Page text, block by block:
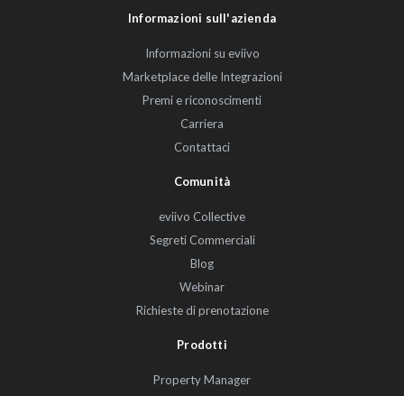
Informazioni sull'azienda
Informazioni su eviivo
Marketplace delle Integrazioni
Premi e riconoscimenti
Carriera
Contattaci
Comunità
eviivo Collective
Segreti Commerciali
Blog
Webinar
Richieste di prenotazione
Prodotti
Property Manager